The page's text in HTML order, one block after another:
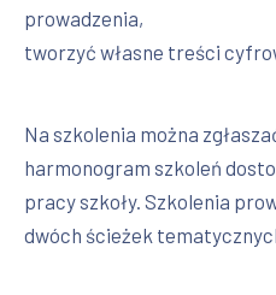
prowadzenia,
tworzyć własne treści
Na szkolenia można
harmonogram szkoleń
pracy szkoły. Szkolenia
dwóch ścieżek